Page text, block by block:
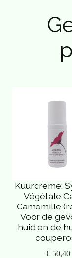
Kuurcreme:
Végétale
Camomille
Voor de
huid en de
€ 50,40